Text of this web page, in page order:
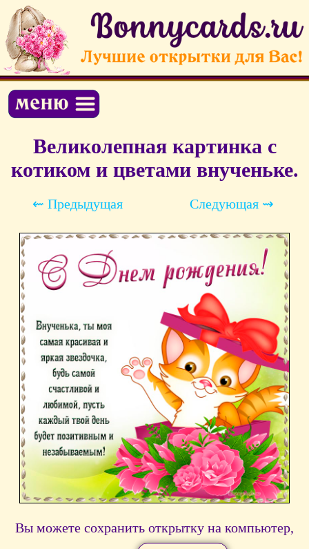
Великолепная картинка с
котиком и цветами внученьке.
⇜ Предыдущая Следующая ⇝
Вы можете сохранить открытку на компьютер,